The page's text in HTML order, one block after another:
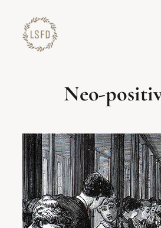
konten
Neo-